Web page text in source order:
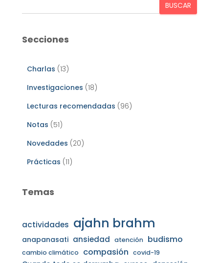
BUSCAR
Secciones
Charlas (13)
Investigaciones (18)
Lecturas recomendadas (96)
Notas (51)
Novedades (20)
Prácticas (11)
Temas
actividades ajahn brahm
anapanasati ansiedad atención budismo
cambio climático compasión covid-19